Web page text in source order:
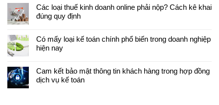
Các loại thuế kinh doanh online phải nộp? Cách kê khai
đúng quy định
Có mấy loại kế toán chính phổ biến trong doanh nghiệp
hiện nay
Cam kết bảo mật thông tin khách hàng trong hợp đồng
dịch vụ kế toán